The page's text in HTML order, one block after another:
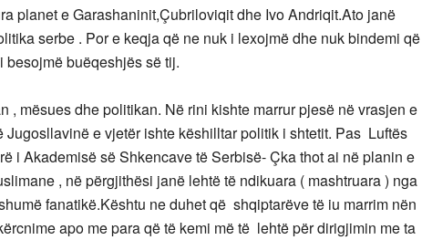
planet e Garashaninit,Çubriloviqit dhe Ivo Andriqit.Ato janë
serbe . Por e keqja që ne nuk i lexojmë dhe nuk bindemi që
besojmë buëqeshjës së tij.
, mësues dhe politikan. Në rini kishte marrur pjesë në vrasjen e
Jugosllavinë e vjetër ishte këshilltar politik i shtetit. Pas Luftës
i Akademisë së Shkencave të Serbisë- Çka thot ai në planin e
, në përgjithësi janë lehtë të ndikuara ( mashtruara ) nga
fanatikë.Kështu ne duhet që shqiptarëve të iu marrim nën
apo me para që të kemi më të lehtë për dirigjimin me ta